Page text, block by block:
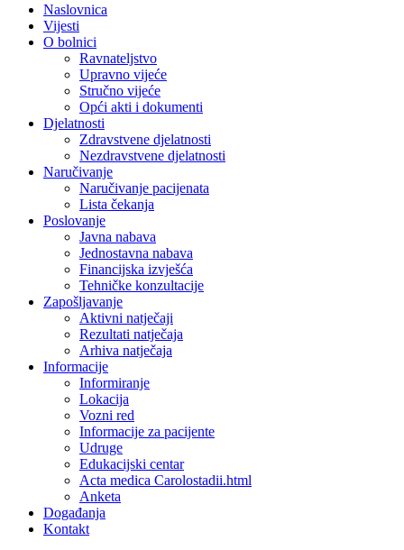
Naslovnica
Vijesti
O bolnici
Ravnateljstvo
Upravno vijeće
Stručno vijeće
Opći akti i dokumenti
Djelatnosti
Zdravstvene djelatnosti
Nezdravstvene djelatnosti
Naručivanje
Naručivanje pacijenata
Lista čekanja
Poslovanje
Javna nabava
Jednostavna nabava
Financijska izvješća
Tehničke konzultacije
Zapošljavanje
Aktivni natječaji
Rezultati natječaja
Arhiva natječaja
Informacije
Informiranje
Lokacija
Vozni red
Informacije za pacijente
Udruge
Edukacijski centar
Acta medica Carolostadii.html
Anketa
Događanja
Kontakt